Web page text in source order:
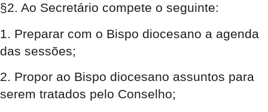
§2. Ao Secretário compete o seguinte:
1. Preparar com o Bispo diocesano a agenda
das sessões;
2. Propor ao Bispo diocesano assuntos para
serem tratados pelo Conselho;